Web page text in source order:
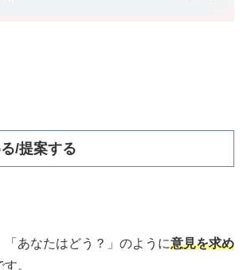
/提案する
「あなたはどう？」のように意見を求め
。